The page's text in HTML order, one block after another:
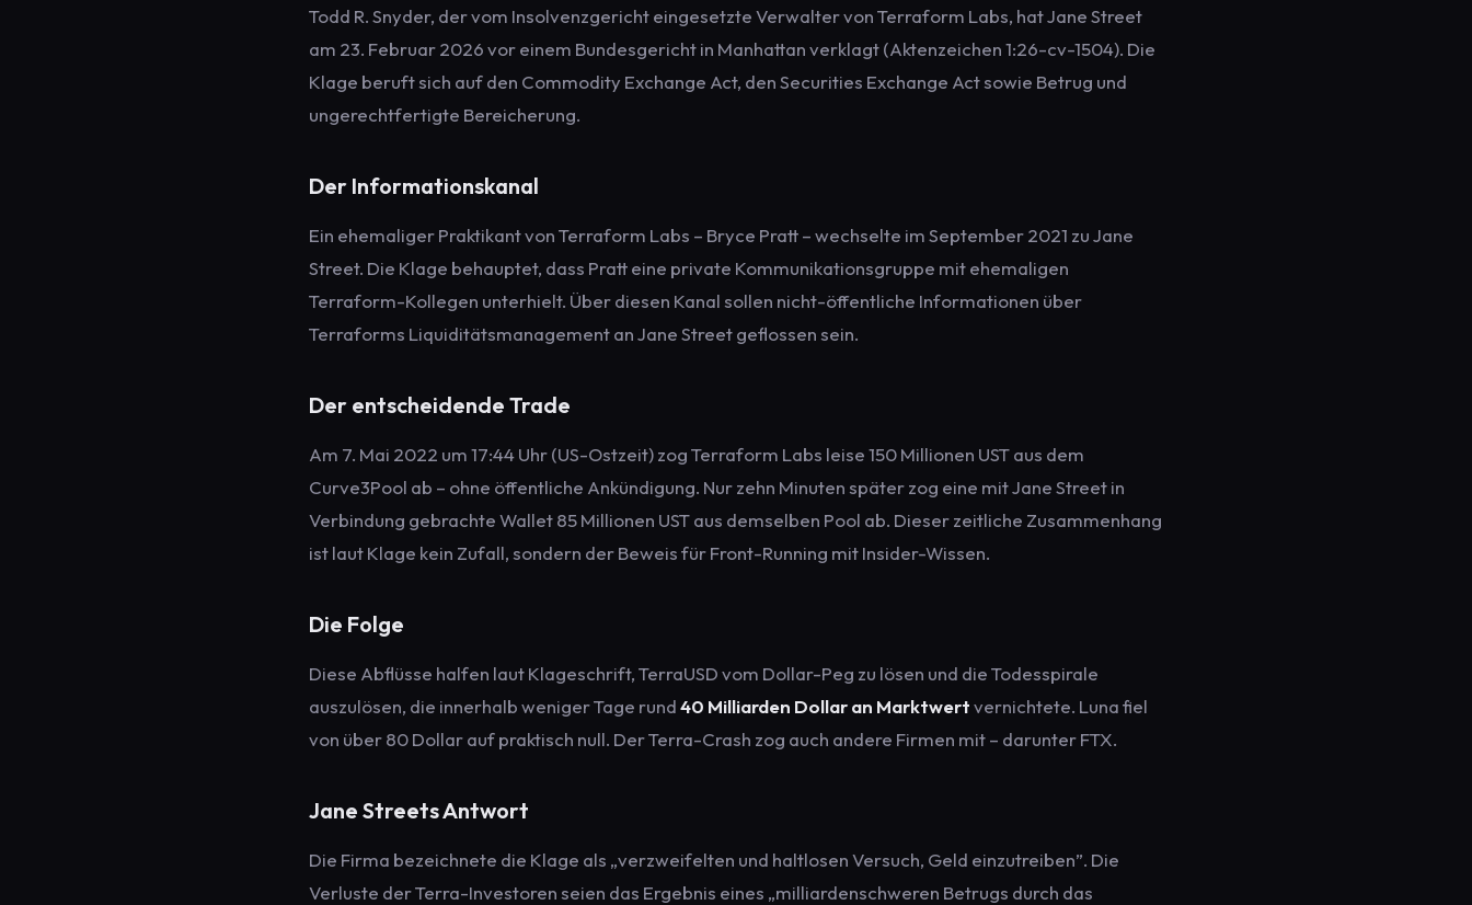
Todd R. Snyder, der vom Insolvenzgericht eingesetzte Verwalter von Terraform Labs, hat Jane Street
am 23. Februar 2026 vor einem Bundesgericht in Manhattan verklagt (Aktenzeichen 1:26-cv-1504). Die
Klage beruft sich auf den Commodity Exchange Act, den Securities Exchange Act sowie Betrug und
ungerechtfertigte Bereicherung.
Der Informationskanal
Ein ehemaliger Praktikant von Terraform Labs – Bryce Pratt – wechselte im September 2021 zu Jane
Street. Die Klage behauptet, dass Pratt eine private Kommunikationsgruppe mit ehemaligen
Terraform-Kollegen unterhielt. Über diesen Kanal sollen nicht-öffentliche Informationen über
Terraforms Liquiditätsmanagement an Jane Street geflossen sein.
Der entscheidende Trade
Am 7. Mai 2022 um 17:44 Uhr (US-Ostzeit) zog Terraform Labs leise 150 Millionen UST aus dem
Curve3Pool ab – ohne öffentliche Ankündigung. Nur zehn Minuten später zog eine mit Jane Street in
Verbindung gebrachte Wallet 85 Millionen UST aus demselben Pool ab. Dieser zeitliche Zusammenhang
ist laut Klage kein Zufall, sondern der Beweis für Front-Running mit Insider-Wissen.
Die Folge
Diese Abflüsse halfen laut Klageschrift, TerraUSD vom Dollar-Peg zu lösen und die Todesspirale
auszulösen, die innerhalb weniger Tage rund40 Milliarden Dollar an Marktwertvernichtete. Luna fiel
von über 80 Dollar auf praktisch null. Der Terra-Crash zog auch andere Firmen mit – darunter FTX.
Jane Streets Antwort
Die Firma bezeichnete die Klage als „verzweifelten und haltlosen Versuch, Geld einzutreiben”. Die
Verluste der Terra-Investoren seien das Ergebnis eines „milliardenschweren Betrugs durch das